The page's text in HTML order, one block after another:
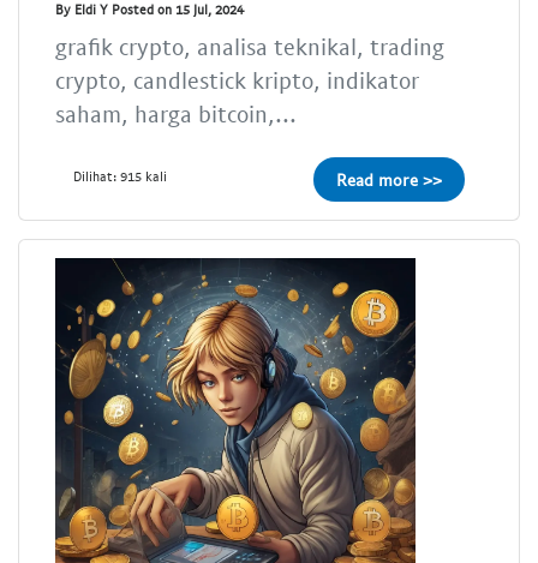
By Eldi Y Posted on 15 Jul, 2024
grafik crypto, analisa teknikal, trading
crypto, candlestick kripto, indikator
saham, harga bitcoin,...
Dilihat: 915 kali Read more >>